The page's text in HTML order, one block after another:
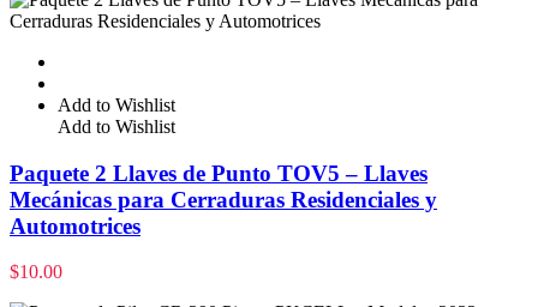
Add to Wishlist
Add to Wishlist
Paquete 2 Llaves de Punto TOV5 – Llaves
Mecánicas para Cerraduras Residenciales y
Automotrices
$10.00